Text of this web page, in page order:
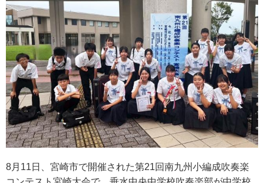
8月11日、宮崎市で開催された第21回南九州小編成吹奏楽